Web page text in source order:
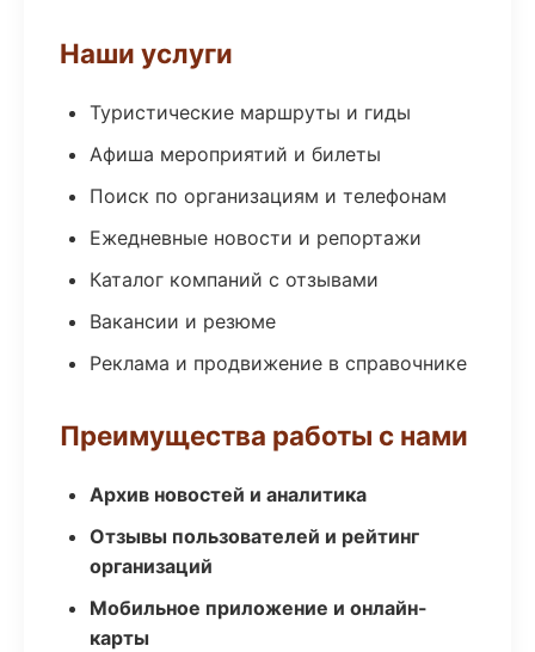
Наши услуги
Туристические маршруты и гиды
Афиша мероприятий и билеты
Поиск по организациям и телефонам
Ежедневные новости и репортажи
Каталог компаний с отзывами
Вакансии и резюме
Реклама и продвижение в справочнике
Преимущества работы с нами
Архив новостей и аналитика
Отзывы пользователей и рейтинг
организаций
Мобильное приложение и онлайн-
карты